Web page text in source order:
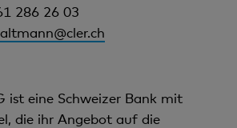
286 26 03
ist eine Schweizer Bank mit
die ihr Angebot auf die